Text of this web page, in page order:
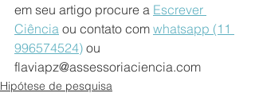
em seu artigo procure a Escrever
Ciência ou contato com whatsapp (11
996574524) ou
flaviapz@assessoriaciencia.com
Hipótese de pesquisa